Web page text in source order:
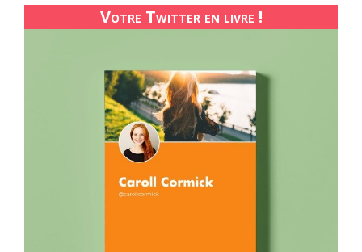
Votre Twitter en livre !